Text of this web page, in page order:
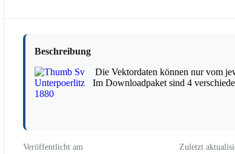
Beschreibung
Die Vektordaten können nur vom
Im Downloadpaket sind 4
Veröffentlicht am Zuletzt